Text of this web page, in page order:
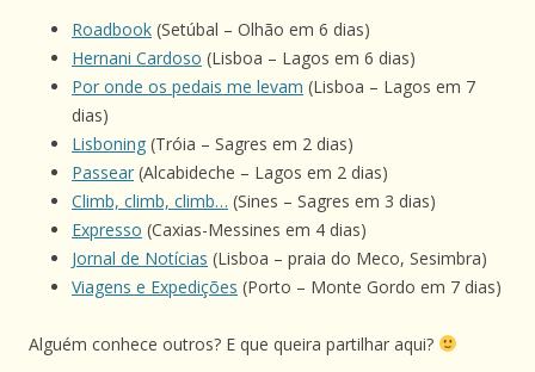
Roadbook (Setúbal – Olhão em 6 dias)
Hernani Cardoso (Lisboa – Lagos em 6 dias)
Por onde os pedais me levam (Lisboa – Lagos em 7
dias)
Lisboning (Tróia – Sagres em 2 dias)
Passear (Alcabideche – Lagos em 2 dias)
Climb, climb, climb… (Sines – Sagres em 3 dias)
Expresso (Caxias-Messines em 4 dias)
Jornal de Notícias (Lisboa – praia do Meco, Sesimbra)
Viagens e Expedições (Porto – Monte Gordo em 7 dias)
Alguém conhece outros? E que queira partilhar aqui?